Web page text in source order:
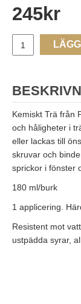
245kr
Kemiskt Trä från
och håligheter i
eller lackas till
skruvar och
sprickor i fönster
180 ml/burk
1 applicering.
Resistent mot
ustpädda syrar,